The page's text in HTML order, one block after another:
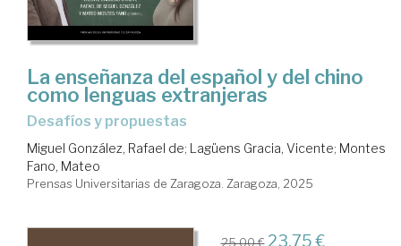
La enseñanza del español y del chino
como lenguas extranjeras
desafíos y propuestas
Miguel González, Rafael de; Lagüens Gracia, Vicente; Montes
Fano, Mateo
Prensas Universitarias de Zaragoza. Zaragoza, 2025
25,00 € 23,75 €